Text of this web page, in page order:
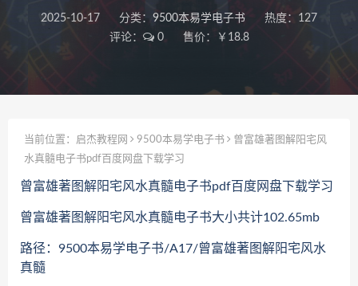
2025-10-17 分类： 9500本易学电子书
热度：127
评论：
0 售价：￥18.8
当前位置： 启杰教程网 9500本易学电子书
曾富雄著图解阳宅风
水真髓电子书pdf百度网盘下载学习
曾富雄著图解阳宅风水真髓电子书pdf百度网盘下载学习
曾富雄著图解阳宅风水真髓电子书大小共计102.65mb
路径：9500本易学电子书/A17/曾富雄著图解阳宅风水
真髓